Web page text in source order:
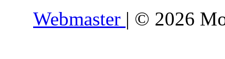
Webmaster | © 2026